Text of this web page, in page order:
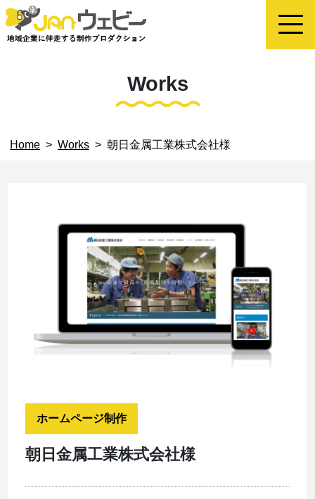
Works
Home > Works > 朝日金属工業株式会社様
ホームページ制作
朝日金属工業株式会社様